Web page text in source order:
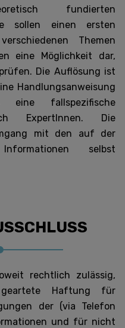
fundierten
sollen einen ersten
Themen
eine Möglichkeit dar,
Die Auflösung ist
Handlungsanweisung
fallspezifische
ExpertInnen. Die
mit den auf der
selbst
rechtlich zulässig,
Haftung für
der (via Telefon
und für nicht